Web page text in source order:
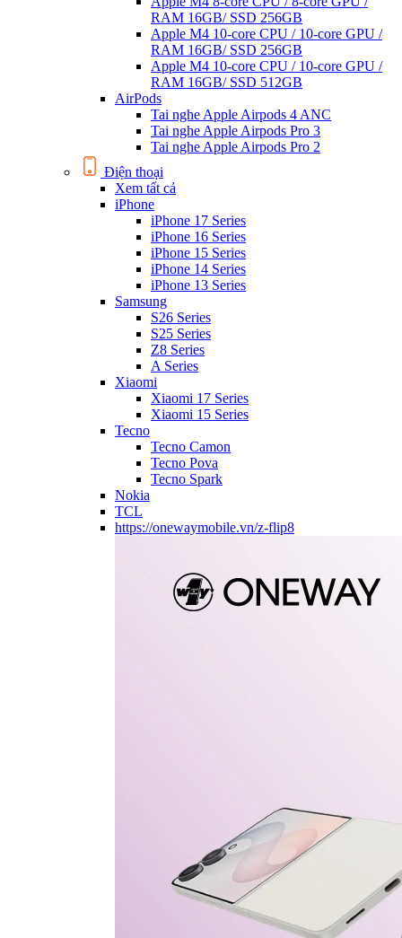
RAM 16GB/ SSD 256GB
Apple M4 10-core CPU / 10-core GPU /
RAM 16GB/ SSD 256GB
Apple M4 10-core CPU / 10-core GPU /
RAM 16GB/ SSD 512GB
AirPods
Tai nghe Apple Airpods 4 ANC
Tai nghe Apple Airpods Pro 3
Tai nghe Apple Airpods Pro 2
Điện thoại
Xem tất cả
iPhone
iPhone 17 Series
iPhone 16 Series
iPhone 15 Series
iPhone 14 Series
iPhone 13 Series
Samsung
S26 Series
S25 Series
Z8 Series
A Series
Xiaomi
Xiaomi 17 Series
Xiaomi 15 Series
Tecno
Tecno Camon
Tecno Pova
Tecno Spark
Nokia
TCL
https://onewaymobile.vn/z-flip8